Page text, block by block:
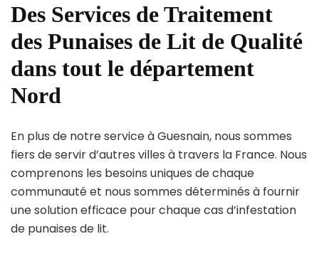
Des Services de Traitement
des Punaises de Lit de Qualité
dans tout le département
Nord
En plus de notre service à Guesnain, nous sommes
fiers de servir d’autres villes à travers la France. Nous
comprenons les besoins uniques de chaque
communauté et nous sommes déterminés à fournir
une solution efficace pour chaque cas d’infestation
de punaises de lit.